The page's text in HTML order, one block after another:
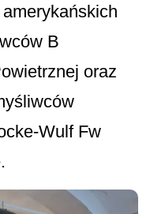
B
oraz
Wulf Fw